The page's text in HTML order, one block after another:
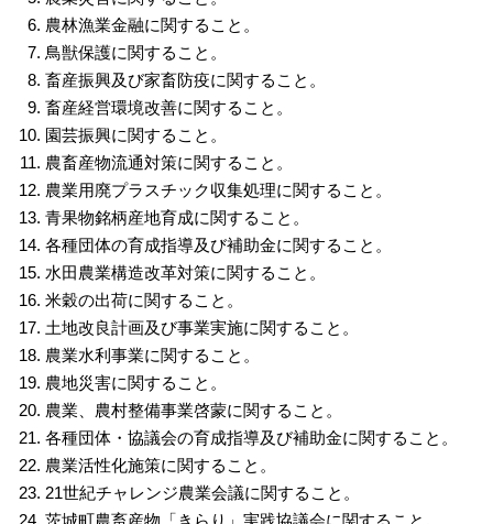
農林漁業金融に関すること。
鳥獣保護に関すること。
畜産振興及び家畜防疫に関すること。
畜産経営環境改善に関すること。
園芸振興に関すること。
農畜産物流通対策に関すること。
農業用廃プラスチック収集処理に関すること。
青果物銘柄産地育成に関すること。
各種団体の育成指導及び補助金に関すること。
水田農業構造改革対策に関すること。
米穀の出荷に関すること。
土地改良計画及び事業実施に関すること。
農業水利事業に関すること。
農地災害に関すること。
農業、農村整備事業啓蒙に関すること。
各種団体・協議会の育成指導及び補助金に関すること。
農業活性化施策に関すること。
21世紀チャレンジ農業会議に関すること。
茨城町農畜産物「きらり」実践協議会に関すること。